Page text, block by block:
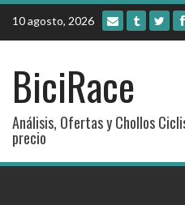
Skip
content
10 agosto, 2026
BiciRace
Análisis, Ofertas y Chollos
precio